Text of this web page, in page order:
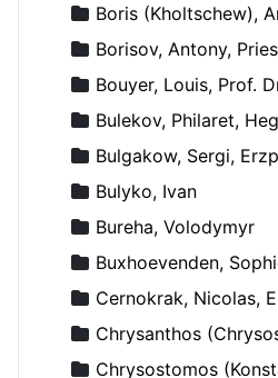
Boris (Kholtschew),
Borisov, Antony,
Bouyer, Louis, Prof.
Bulekov, Philaret,
Bulgakow, Sergi,
Bulyko, Ivan
Bureha, Volodymyr
Buxhoevenden,
Cernokrak, Nicolas,
Chrysanthos
Chrysostomos